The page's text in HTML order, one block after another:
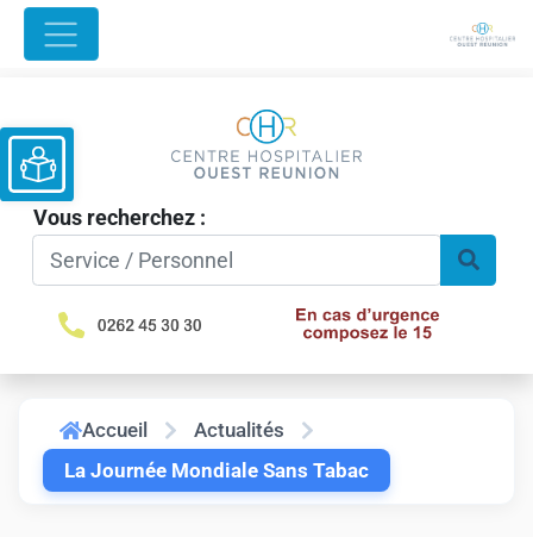
Vous recherchez :
Ouvrir la barre d’outils
Accueil
Actualités
La Journée Mondiale Sans Tabac